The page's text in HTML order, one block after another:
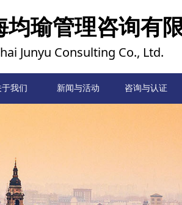
首页
于我们 新闻与活动 咨询与认证
均瑜管理咨询有
Junyu Consulting Co., Ltd.